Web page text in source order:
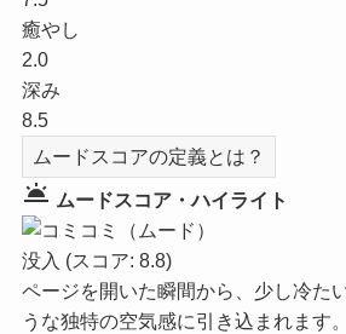
癒やし
2.0
深み
8.5
ムードスコアの定義とは？
wb_twilight ムードスコア・ハイライト
没入 (スコア: 8.8)
ページを開いた瞬間から、少し冷た
うな独特の空気感に引き込まれます